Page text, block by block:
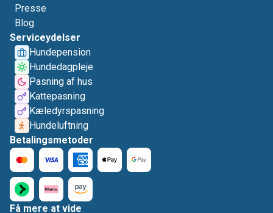
Presse
Blog
Serviceydelser
Hundepension
Hundedagpleje
Pasning af hus
Kattepasning
Kæledyrspasning
Hundeluftning
Betalingsmetoder
Få mere at vide